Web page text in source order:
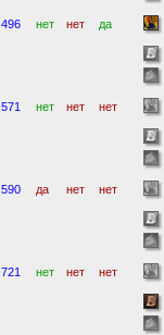
496 нет нет да
571 нет нет нет
590 да нет нет
721 нет нет нет